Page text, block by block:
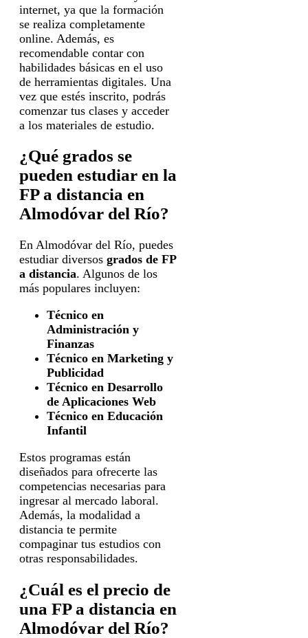
internet, ya que la formación
se realiza completamente
online. Además, es
recomendable contar con
habilidades básicas en el uso
de herramientas digitales. Una
vez que estés inscrito, podrás
comenzar tus clases y acceder
a los materiales de estudio.
¿Qué grados se
pueden estudiar en la
FP a distancia en
Almodóvar del Río?
En Almodóvar del Río, puedes
estudiar diversos grados de FP
a distancia. Algunos de los
más populares incluyen:
Técnico en
Administración y
Finanzas
Técnico en Marketing y
Publicidad
Técnico en Desarrollo
de Aplicaciones Web
Técnico en Educación
Infantil
Estos programas están
diseñados para ofrecerte las
competencias necesarias para
ingresar al mercado laboral.
Además, la modalidad a
distancia te permite
compaginar tus estudios con
otras responsabilidades.
¿Cuál es el precio de
una FP a distancia en
Almodóvar del Río?